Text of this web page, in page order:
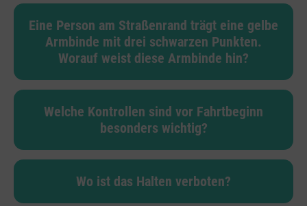
Eine Person am Straßenrand trägt eine gelbe
Armbinde mit drei schwarzen Punkten.
Worauf weist diese Armbinde hin?
Welche Kontrollen sind vor Fahrtbeginn
besonders wichtig?
Wo ist das Halten verboten?